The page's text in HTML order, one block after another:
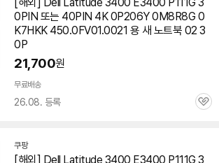
0PIN 또는 40PIN 4K 0P206Y 0M8R8G 0
K7HKK 450.0FV01.0021 용 새 노트북 02 3
0P
21,700원
무료배송
26.08. 등록
관
쿠팡
[해외] Dell Latitude 3400 E3400 P111G 3